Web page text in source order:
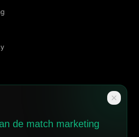
de match marketing